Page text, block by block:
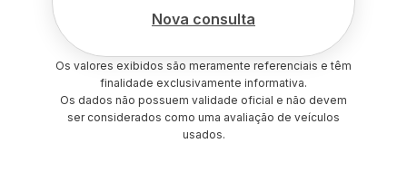
Nova consulta
Os valores exibidos são meramente referenciais e têm
finalidade exclusivamente informativa.
Os dados não possuem validade oficial e não devem
ser considerados como uma avaliação de veículos
usados.